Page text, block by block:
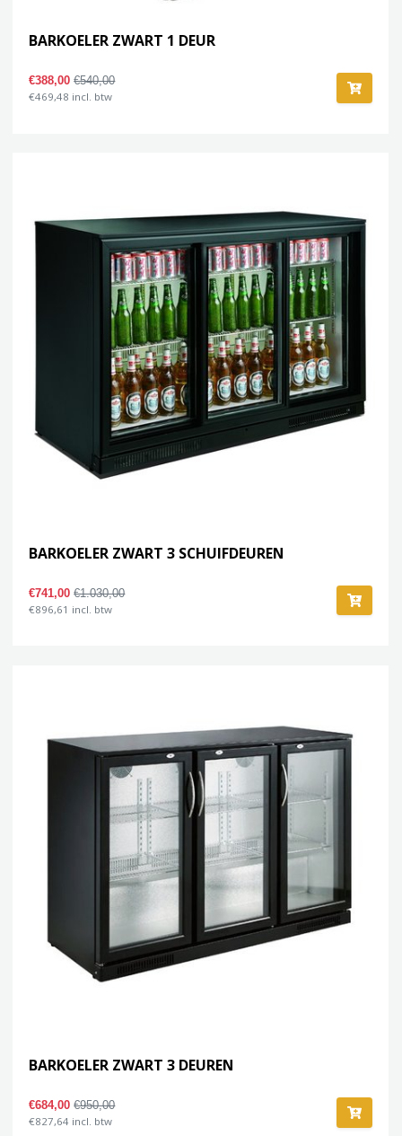
BARKOELER ZWART 1 DEUR
€388,00€540,00
€469,48 incl. btw
BARKOELER ZWART 3 SCHUIFDEUREN
€741,00€1.030,00
€896,61 incl. btw
BARKOELER ZWART 3 DEUREN
€684,00€950,00
€827,64 incl. btw